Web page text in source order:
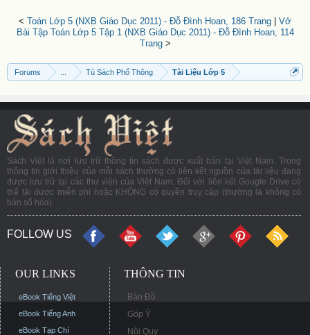
< Toán Lớp 5 (NXB Giáo Dục 2011) - Đỗ Đình Hoan, 186 Trang
Vở
Bài Tập Toán Lớp 5 Tập 1 (NXB Giáo Dục 2011) - Đỗ Đình Hoan, 114
Trang>
Forums Tủ Sách Phổ Thông Tài Liệu Lớp 5
Sách Việt là nơi lưu trữ thông tin sách được xuất bản tại Việt Nam. Trong
thông tin giới thiệu của mỗi sách thường có liên kết nguồn của tài liệu đang
được lưu trữ tại các thư viện của Việt Nam. Đối với liên kết Google Drive có
thể tải được miễn phí hoặc KHÔNG có quyền truy cập (thường là không có
bản số hóa).
FOLLOW US
OUR LINKS
eBook Tiếng Việt
eBook Tiếng Anh
eBook Tạp Chí
THÔNG TIN
Bản Đồ
Góp Ý
Nội Quy